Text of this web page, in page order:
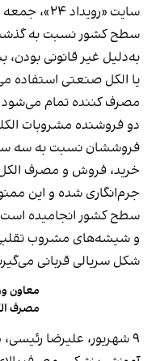
سطح کشور نسبت به
به‌دلیل غیر قانونی بودن،
یا الکل صنعتی استفاده
مصرف کننده تمام
فروششان نسبت به سه
خرید، فروش و مصرف
جرم‌انگاری شده و این
سطح کشور انجامیده
و شیشه‌های مشروب تقلبی
شکل سریالی قربانی
معاون
مصرف
۹ شهریور، علیرضا